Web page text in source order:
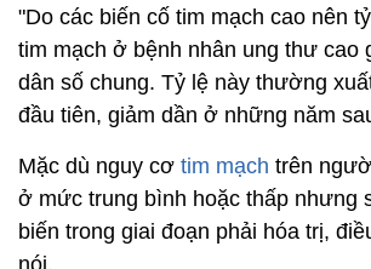
"Do các biến cố tim mạch cao nên
tim mạch ở bệnh nhân ung thư cao
dân số chung. Tỷ lệ này thường
đầu tiên, giảm dần ở những năm
Mặc dù nguy cơ tim mạch trên
ở mức trung bình hoặc thấp nhưng
biến trong giai đoạn phải hóa trị,
nói.